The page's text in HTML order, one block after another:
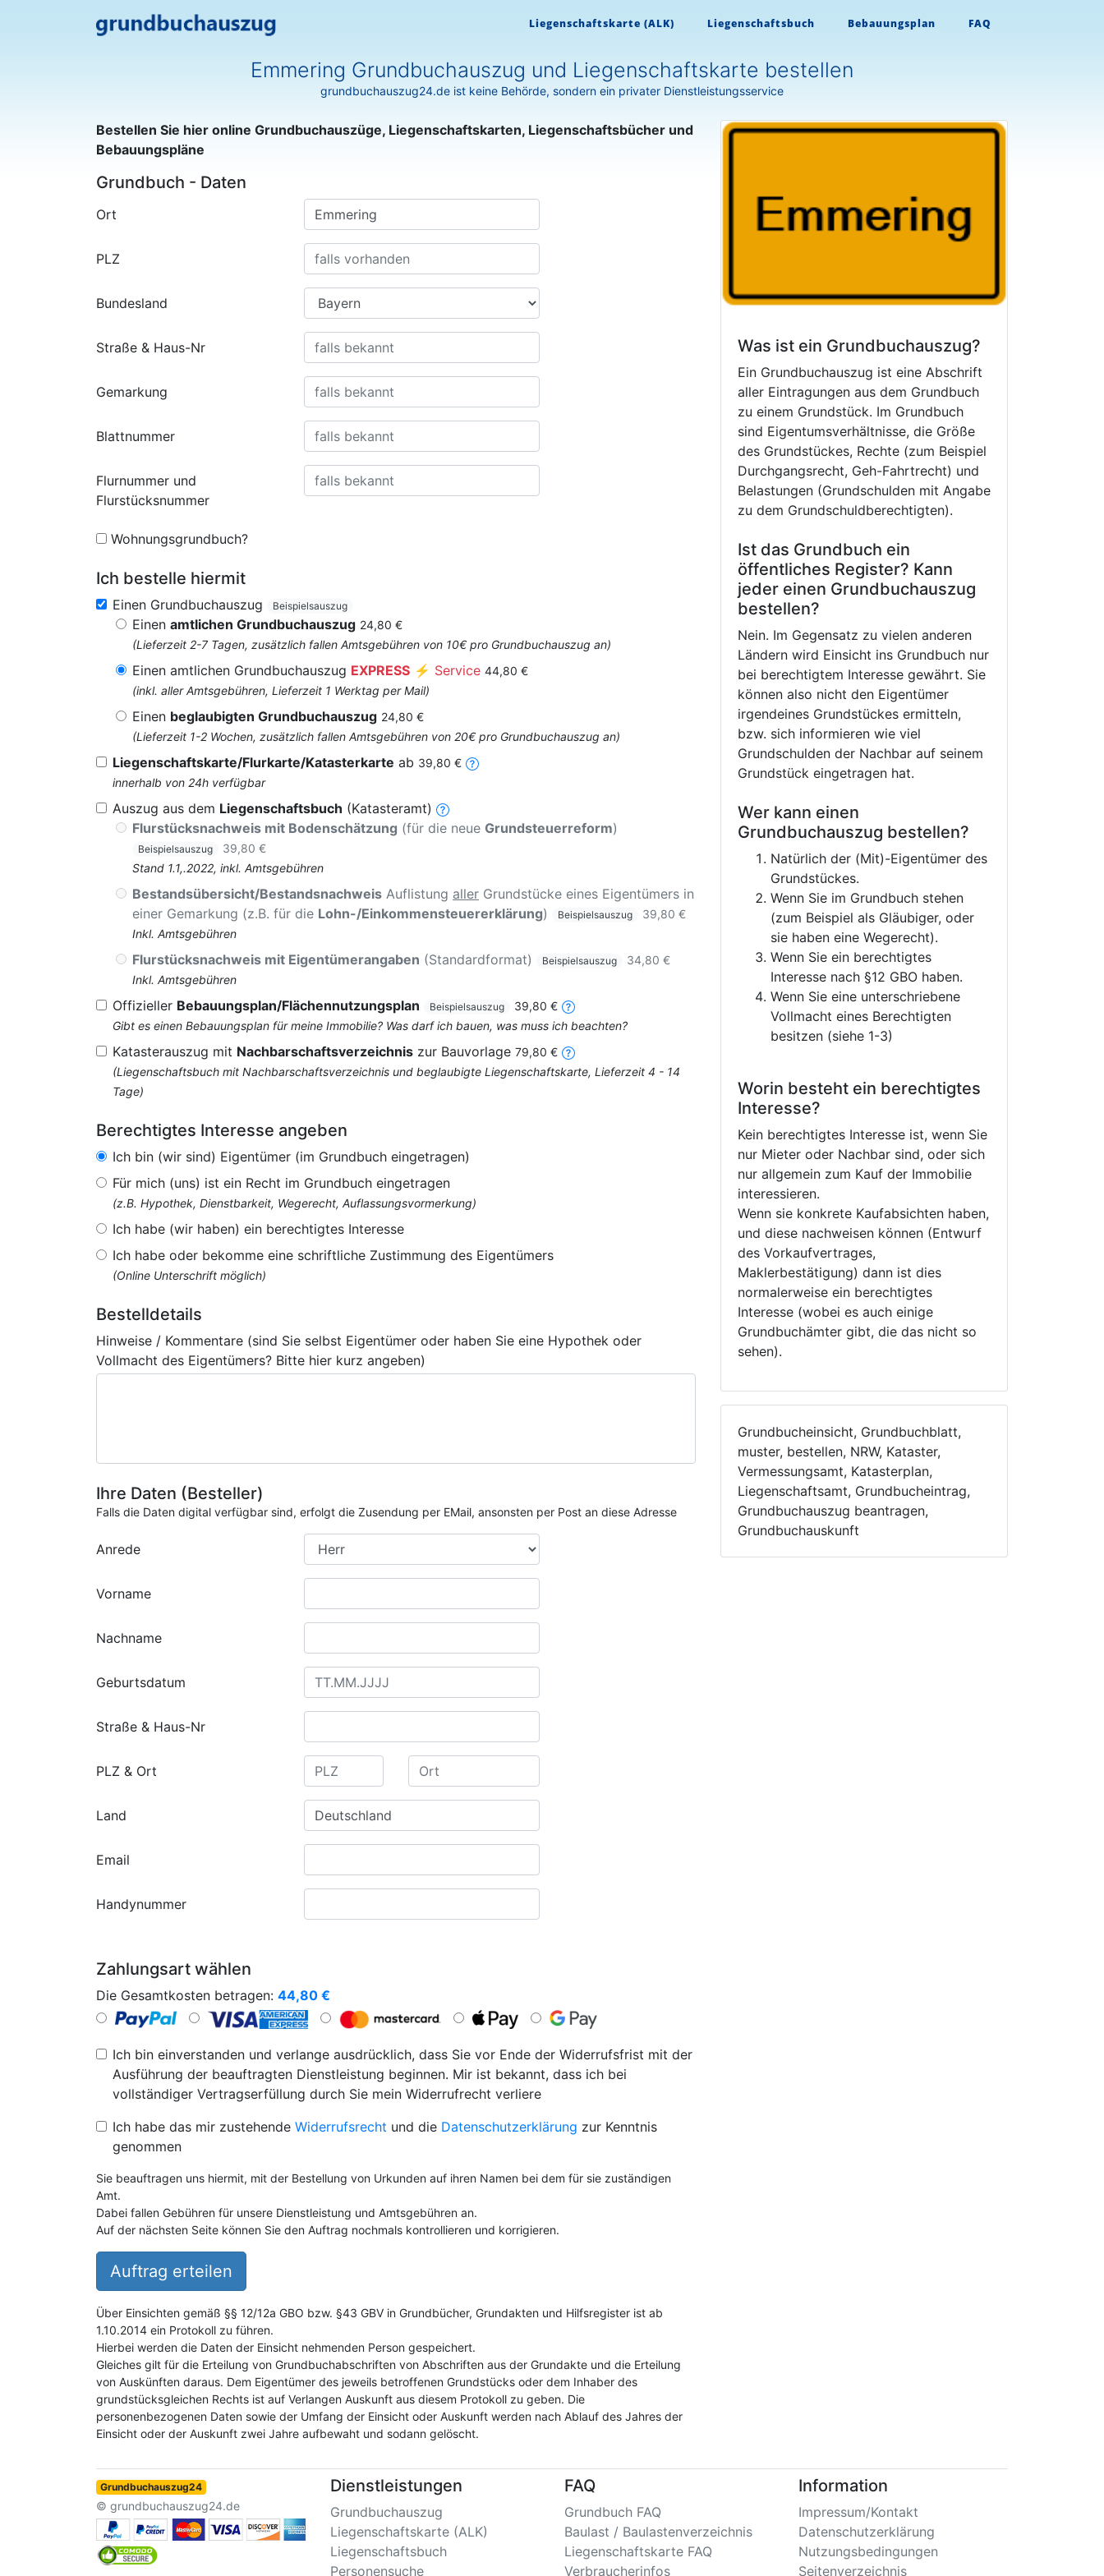
Liegenschaftskarte (ALK) Liegenschaftsbuch Bebauungsplan FAQ
Emmering Grundbuchauszug und Liegenschaftskarte bestellen
grundbuchauszug24.de ist keine Behörde, sondern ein privater Dienstleistungsservice
Bestellen Sie hier online Grundbuchauszüge, Liegenschaftskarten, Liegenschaftsbücher und
Bebauungspläne
Grundbuch - Daten
Ort
PLZ
Bundesland
Straße & Haus-Nr
Gemarkung
Blattnummer
Flurnummer und
Flurstücksnummer
Wohnungsgrundbuch?
Ich bestelle hiermit
Einen Grundbuchauszug Beispielsauszug
Einen amtlichen Grundbuchauszug 24,80 €
(Lieferzeit 2-7 Tagen, zusätzlich fallen Amtsgebühren von 10€ pro Grundbuchauszug an)
Einen amtlichen Grundbuchauszug EXPRESS ⚡ Service 44,80 €
(inkl. aller Amtsgebühren, Lieferzeit 1 Werktag per Mail)
Einen beglaubigten Grundbuchauszug 24,80 €
(Lieferzeit 1-2 Wochen, zusätzlich fallen Amtsgebühren von 20€ pro Grundbuchauszug an)
Liegenschaftskarte/Flurkarte/Katasterkarte ab 39,80 €
innerhalb von 24h verfügbar
Auszug aus dem Liegenschaftsbuch (Katasteramt)
Flurstücksnachweis mit Bodenschätzung (für die neue Grundsteuerreform)
Beispielsauszug
39,80 €
Stand 1.1,.2022, inkl. Amtsgebühren
Bestandsübersicht/Bestandsnachweis Auflistung aller Grundstücke eines Eigentümers in
einer Gemarkung (z.B. für die Lohn-/Einkommensteuererklärung) Beispielsauszug
39,80 €
Inkl. Amtsgebühren
Flurstücksnachweis mit Eigentümerangaben (Standardformat) Beispielsauszug
34,80 €
Inkl. Amtsgebühren
Offizieller Bebauungsplan/Flächennutzungsplan Beispielsauszug
39,80 €
Gibt es einen Bebauungsplan für meine Immobilie? Was darf ich bauen, was muss ich beachten?
Katasterauszug mit Nachbarschaftsverzeichnis zur Bauvorlage 79,80 €
(Liegenschaftsbuch mit Nachbarschaftsverzeichnis und beglaubigte Liegenschaftskarte, Lieferzeit 4 - 14
Tage)
Berechtigtes Interesse angeben
Ich bin (wir sind) Eigentümer (im Grundbuch eingetragen)
Für mich (uns) ist ein Recht im Grundbuch eingetragen
(z.B. Hypothek, Dienstbarkeit, Wegerecht, Auflassungsvormerkung)
Ich habe (wir haben) ein berechtigtes Interesse
Ich habe oder bekomme eine schriftliche Zustimmung des Eigentümers
(Online Unterschrift möglich)
Bestelldetails
Hinweise / Kommentare (sind Sie selbst Eigentümer oder haben Sie eine Hypothek oder
Vollmacht des Eigentümers? Bitte hier kurz angeben)
Ihre Daten (Besteller)
Falls die Daten digital verfügbar sind, erfolgt die Zusendung per EMail, ansonsten per Post an diese Adresse
Anrede
Vorname
Nachname
Geburtsdatum
Straße & Haus-Nr
PLZ & Ort
Land
Email
Handynummer
Zahlungsart wählen
Die Gesamtkosten betragen: 44,80 €
Ich bin einverstanden und verlange ausdrücklich, dass Sie vor Ende der Widerrufsfrist mit der
Ausführung der beauftragten Dienstleistung beginnen. Mir ist bekannt, dass ich bei
vollständiger Vertragserfüllung durch Sie mein Widerrufrecht verliere
Ich habe das mir zustehende Widerrufsrecht und die Datenschutzerklärung zur Kenntnis
genommen
Sie beauftragen uns hiermit, mit der Bestellung von Urkunden auf ihren Namen bei dem für sie zuständigen
Amt.
Dabei fallen Gebühren für unsere Dienstleistung und Amtsgebühren an.
Auf der nächsten Seite können Sie den Auftrag nochmals kontrollieren und korrigieren.
Auftrag erteilen
Über Einsichten gemäß §§ 12/12a GBO bzw. §43 GBV in Grundbücher, Grundakten und Hilfsregister ist ab
1.10.2014 ein Protokoll zu führen.
Hierbei werden die Daten der Einsicht nehmenden Person gespeichert.
Gleiches gilt für die Erteilung von Grundbuchabschriften von Abschriften aus der Grundakte und die Erteilung
von Auskünften daraus. Dem Eigentümer des jeweils betroffenen Grundstücks oder dem Inhaber des
grundstücksgleichen Rechts ist auf Verlangen Auskunft aus diesem Protokoll zu geben. Die
personenbezogenen Daten sowie der Umfang der Einsicht oder Auskunft werden nach Ablauf des Jahres der
Einsicht oder der Auskunft zwei Jahre aufbewaht und sodann gelöscht.
Was ist ein Grundbuchauszug?
Ein Grundbuchauszug ist eine Abschrift
aller Eintragungen aus dem Grundbuch
zu einem Grundstück. Im Grundbuch
sind Eigentumsverhältnisse, die Größe
des Grundstückes, Rechte (zum Beispiel
Durchgangsrecht, Geh-Fahrtrecht) und
Belastungen (Grundschulden mit Angabe
zu dem Grundschuldberechtigten).
Ist das Grundbuch ein
öffentliches Register? Kann
jeder einen Grundbuchauszug
bestellen?
Nein. Im Gegensatz zu vielen anderen
Ländern wird Einsicht ins Grundbuch nur
bei berechtigtem Interesse gewährt. Sie
können also nicht den Eigentümer
irgendeines Grundstückes ermitteln,
bzw. sich informieren wie viel
Grundschulden der Nachbar auf seinem
Grundstück eingetragen hat.
Wer kann einen
Grundbuchauszug bestellen?
Natürlich der (Mit)-Eigentümer des
Grundstückes.
Wenn Sie im Grundbuch stehen
(zum Beispiel als Gläubiger, oder
sie haben eine Wegerecht).
Wenn Sie ein berechtigtes
Interesse nach §12 GBO haben.
Wenn Sie eine unterschriebene
Vollmacht eines Berechtigten
besitzen (siehe 1-3)
Worin besteht ein berechtigtes
Interesse?
Kein berechtigtes Interesse ist, wenn Sie
nur Mieter oder Nachbar sind, oder sich
nur allgemein zum Kauf der Immobilie
interessieren.
Wenn sie konkrete Kaufabsichten haben,
und diese nachweisen können (Entwurf
des Vorkaufvertrages,
Maklerbestätigung) dann ist dies
normalerweise ein berechtigtes
Interesse (wobei es auch einige
Grundbuchämter gibt, die das nicht so
sehen).
Grundbucheinsicht, Grundbuchblatt,
muster, bestellen, NRW, Kataster,
Vermessungsamt, Katasterplan,
Liegenschaftsamt, Grundbucheintrag,
Grundbuchauszug beantragen,
Grundbuchauskunft
Grundbuchauszug24
© grundbuchauszug24.de
Dienstleistungen
Grundbuchauszug
Liegenschaftskarte (ALK)
Liegenschaftsbuch
Personensuche
FAQ
Grundbuch FAQ
Baulast / Baulastenverzeichnis
Liegenschaftskarte FAQ
Verbraucherinfos
Information
Impressum/Kontakt
Datenschutzerklärung
Nutzungsbedingungen
Seitenverzeichnis